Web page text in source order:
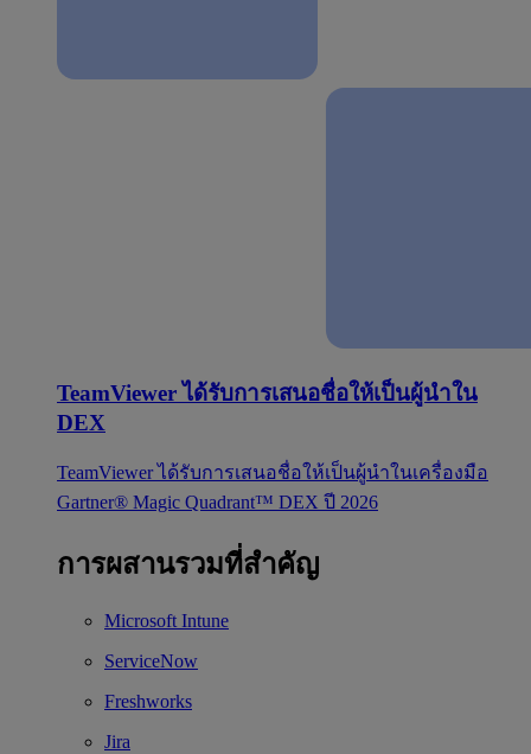
TeamViewer ได้รับการเสนอชื่อให้เป็นผู้นำใน
DEX
TeamViewer ได้รับการเสนอชื่อให้เป็นผู้นำในเครื่องมือ
Gartner® Magic Quadrant™ DEX ปี 2026
การผสานรวมที่สำคัญ
Microsoft Intune
ServiceNow
Freshworks
Jira